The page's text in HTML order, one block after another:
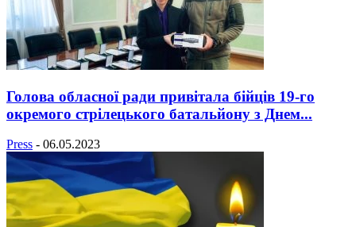
Голова обласної ради привітала бійців 19-го
окремого стрілецького батальйону з Днем...
Press - 06.05.2023